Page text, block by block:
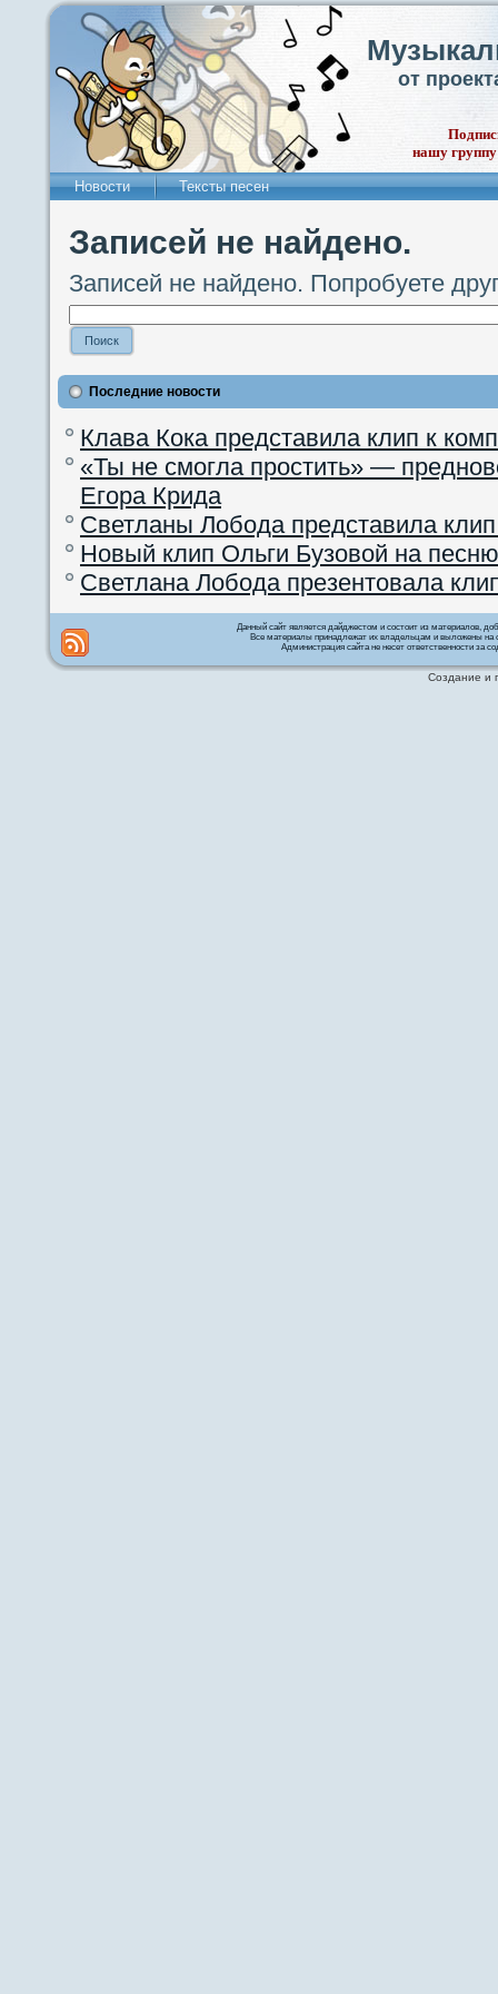
от
нашу
Новости Тексты песен
Записей не найдено.
Записей не найдено. Попробуете
Последние новости
Клава Кока представила клип к
«Ты не смогла простить» —
Егора Крида
Светланы Лобода представила
Новый клип Ольги Бузовой на
Светлана Лобода презентовала
Данный сайт является дайджестом и состоит из материалов,
Все материалы принадлежат их владельцам и выложены на
Администрация сайта не несет ответственности за
Создание и